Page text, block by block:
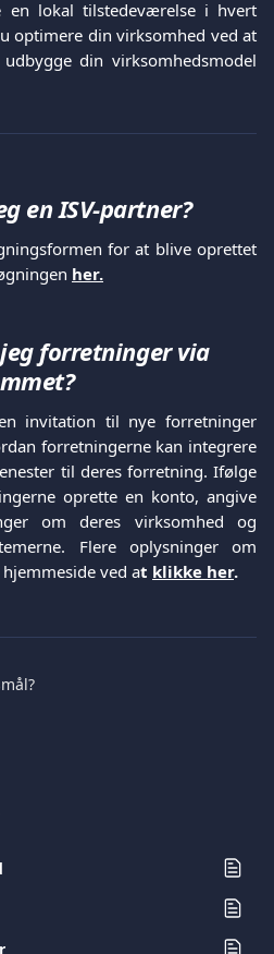
en lokal tilstedeværelse i hvert
optimere din virksomhed ved at
din virksomhedsmodel
en ISV-partner?
for at blive oprettet
her.
forretninger via
invitation til nye forretninger
forretningerne kan integrere
til deres forretning. Ifølge
oprette en konto, angive
om deres virksomhed og
Flere oplysninger om
ved at klikke her.